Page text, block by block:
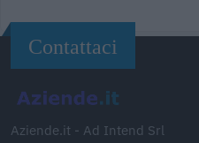
Contattaci
Aziende.it - Ad Intend Srl